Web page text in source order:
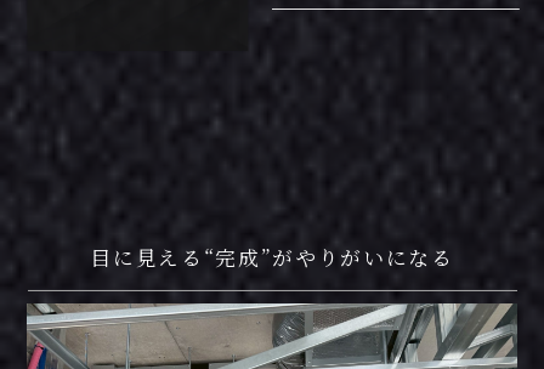
目に見える“完成”がやりがいになる